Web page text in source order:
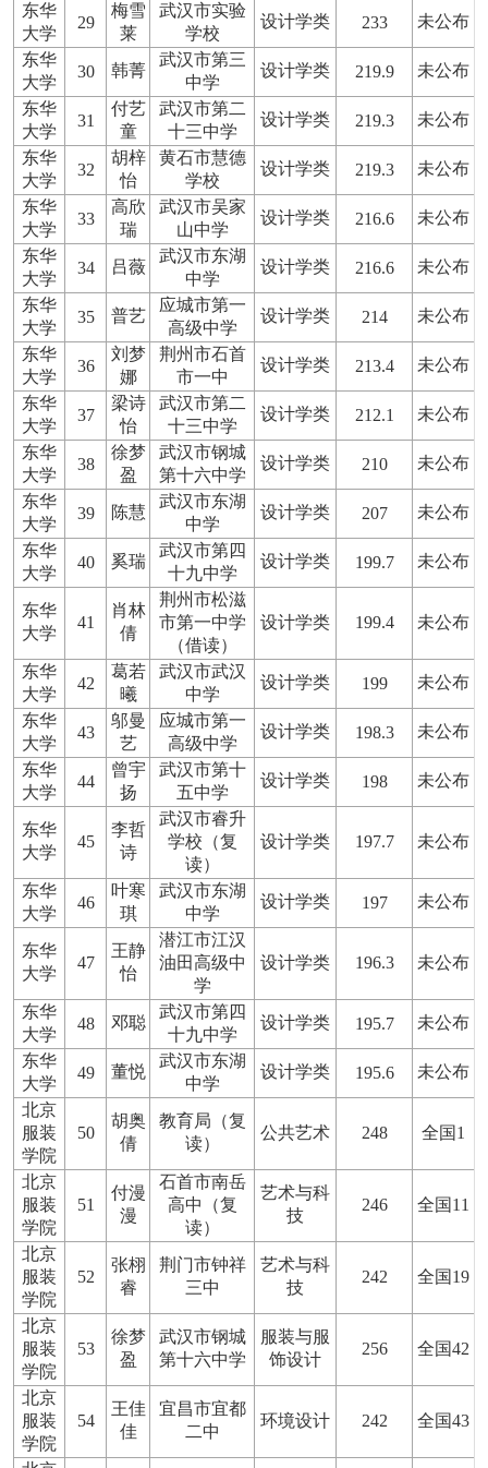
东华
大学
29
梅雪
莱
武汉市实验
学校
设计学类 233 未公布
东华
大学
30 韩菁
武汉市第三
中学
设计学类 219.9 未公布
东华
大学
31
付艺
童
武汉市第二
十三中学
设计学类 219.3 未公布
东华
大学
32
胡梓
怡
黄石市慧德
学校
设计学类 219.3 未公布
东华
大学
33
高欣
瑞
武汉市吴家
山中学
设计学类 216.6 未公布
东华
大学
34 吕薇
武汉市东湖
中学
设计学类 216.6 未公布
东华
大学
35 普艺
应城市第一
高级中学
设计学类 214 未公布
东华
大学
36
刘梦
娜
荆州市石首
市一中
设计学类 213.4 未公布
东华
大学
37
梁诗
怡
武汉市第二
十三中学
设计学类 212.1 未公布
东华
大学
38
徐梦
盈
武汉市钢城
第十六中学
设计学类 210 未公布
东华
大学
39 陈慧
武汉市东湖
中学
设计学类 207 未公布
东华
大学
40 奚瑞
武汉市第四
十九中学
设计学类 199.7 未公布
东华
大学
41
肖林
倩
荆州市松滋
市第一中学
（借读）
设计学类 199.4 未公布
东华
大学
42
葛若
曦
武汉市武汉
中学
设计学类 199 未公布
东华
大学
43
邬曼
艺
应城市第一
高级中学
设计学类 198.3 未公布
东华
大学
44
曾宇
扬
武汉市第十
五中学
设计学类 198 未公布
东华
大学
45
李哲
诗
武汉市睿升
学校（复
读）
设计学类 197.7 未公布
东华
大学
46
叶寒
琪
武汉市东湖
中学
设计学类 197 未公布
东华
大学
47
王静
怡
潜江市江汉
油田高级中
学
设计学类 196.3 未公布
东华
大学
48 邓聪
武汉市第四
十九中学
设计学类 195.7 未公布
东华
大学
49 董悦
武汉市东湖
中学
设计学类 195.6 未公布
北京
服装
学院
50
胡奥
倩
教育局（复
读）
公共艺术 248 全国1
北京
服装
学院
51
付漫
漫
石首市南岳
高中（复
读）
艺术与科
技
246 全国11
北京
服装
学院
52
张栩
睿
荆门市钟祥
三中
艺术与科
技
242 全国19
北京
服装
学院
53
徐梦
盈
武汉市钢城
第十六中学
服装与服
饰设计
256 全国42
北京
服装
学院
54
王佳
佳
宜昌市宜都
二中
环境设计 242 全国43